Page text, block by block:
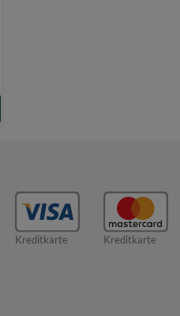
Kreditkarte Kreditkarte